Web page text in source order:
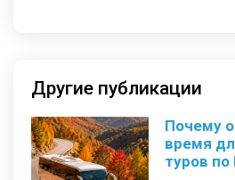
Другие публикации
Почему
время
туров по